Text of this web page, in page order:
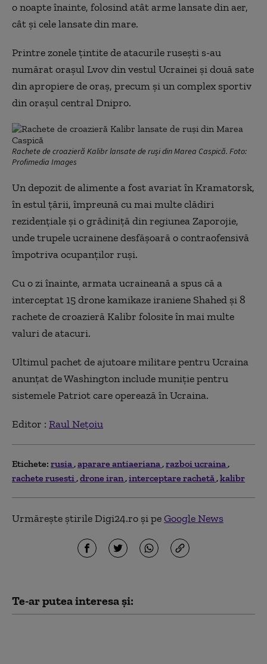
o noapte înainte, folosind atât arme lansate din aer,
cât și cele lansate din mare.
Printre zonele țintite de atacurile rusești s-au
numărat orașul Lvov din vestul Ucrainei și două sate
din apropiere de oraș, precum și un complex sportiv
din orașul central Dnipro.
Rachete de croazieră Kalibr lansate de ruși din Marea Caspică. Foto:
Profimedia Images
Un depozit de alimente a fost avariat în Kramatorsk,
în estul țării, împreună cu mai multe clădiri
rezidențiale și o grădiniță din regiunea Zaporojie,
unde trupele ucrainene desfășoară o contraofensivă
împotriva ocupanților ruși.
Cu o zi înainte, armata ucraineană a spus că a
interceptat 15 drone kamikaze iraniene Shahed și 8
rachete de croazieră Kalibr folosite în mai multe
valuri de atacuri.
Ultimul pachet de ajutoare militare pentru Ucraina
anunțat de Washington include muniție pentru
sistemele Patriot care operează în Ucraina.
Editor : Raul Nețoiu
Etichete: rusia aparare antiaeriana razboi ucraina
rachete rusesti drone iran interceptare rachetă kalibr
Urmărește știrile Digi24.ro și peGoogle News
Te-ar putea interesa și: